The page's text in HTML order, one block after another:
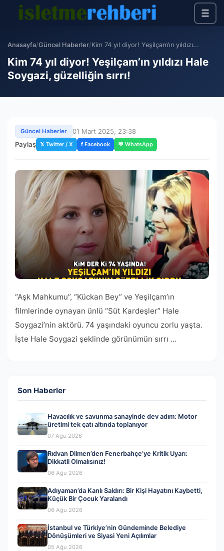
☰
Anasayfa/Güncel Haberler/Kim 74 yıl diyor! Yeşilçam’ın yıldızı...
Kim 74 yıl diyor! Yeşilçam’ın yıldızı Hale
Soygazi, güzelliğin sırrı!
Güncel Haberler
01 Mart 2025, 23:38
Paylaş 𝕏 Twitter / X f Facebook 💬 WhatsApp
“Aşk Mahkumu”, “Kückan Bey” ve Yeşilçam’ın
filmlerinde oynayan ünlü “Süt Kardeşler” Hale
Soygazi’nin aktörü. 74 yaşındaki oyuncu zorlu yaşta.
İşte Hale Soygazi şeklinde görünümün sırrı …
Son Haberler
Havacılık ve savunma sanayinde dev adım: Motor
üretimi tek çatı altında toplanıyor
07 Ağu 2026
Rıdvan Dilmen’den Fenerbahçe’ye Kritik Uyarı:
Dikkatli Olmalısınız!
06 Ağu 2026
Adıyaman’da Kanlı Saldırı: Bir Kişi Hayatını Kaybetti,
Küçük Bir Çocuk Yaralandı
06 Ağu 2026
İstanbul ve Türkiye’nin Gündeminde Belediye
Dönüşümleri ve Siyasi Yeni Açılımlar
05 Ağu 2026